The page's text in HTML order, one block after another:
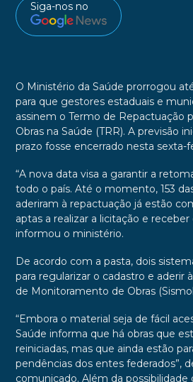
Siga-nos no
O Ministério da Saúde prorrogou
para que gestores estaduais e
assinem o Termo de Repactuação
Obras na Saúde (TRR). A previsão
prazo fosse encerrado nesta sexta-
“A nova data visa a garantir a
todo o país. Até o momento, 153
aderiram à repactuação já estão
aptas a realizar a licitação e receber
informou o ministério.
De acordo com a pasta, dois
para regularizar o cadastro e aderir
de Monitoramento de Obras
“Embora o material seja de fácil
Saúde informa que há obras que
reiniciadas, mas que ainda estão
pendências dos entes federados”,
comunicado. Além da